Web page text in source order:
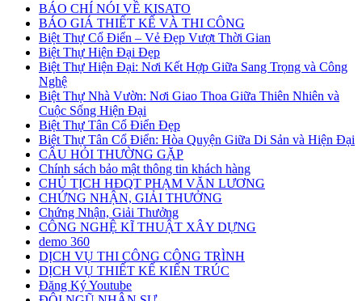
BÁO CHÍ NÓI VỀ KISATO
BÁO GIÁ THIẾT KẾ VÀ THI CÔNG
Biệt Thự Cổ Điển – Vẻ Đẹp Vượt Thời Gian
Biệt Thự Hiện Đại Đẹp
Biệt Thự Hiện Đại: Nơi Kết Hợp Giữa Sang Trọng và Công
Nghệ
Biệt Thự Nhà Vườn: Nơi Giao Thoa Giữa Thiên Nhiên và
Cuộc Sống Hiện Đại
Biệt Thự Tân Cổ Điển Đẹp
Biệt Thự Tân Cổ Điển: Hòa Quyện Giữa Di Sản và Hiện Đại
CÂU HỎI THƯỜNG GẶP
Chính sách bảo mật thông tin khách hàng
CHỦ TỊCH HĐQT PHẠM VĂN LƯƠNG
CHỨNG NHẬN, GIẢI THƯỞNG
Chứng Nhận, Giải Thưởng
CÔNG NGHỆ KĨ THUẬT XÂY DỰNG
demo 360
DỊCH VỤ THI CÔNG CÔNG TRÌNH
DỊCH VỤ THIẾT KẾ KIẾN TRÚC
Đăng Ký Youtube